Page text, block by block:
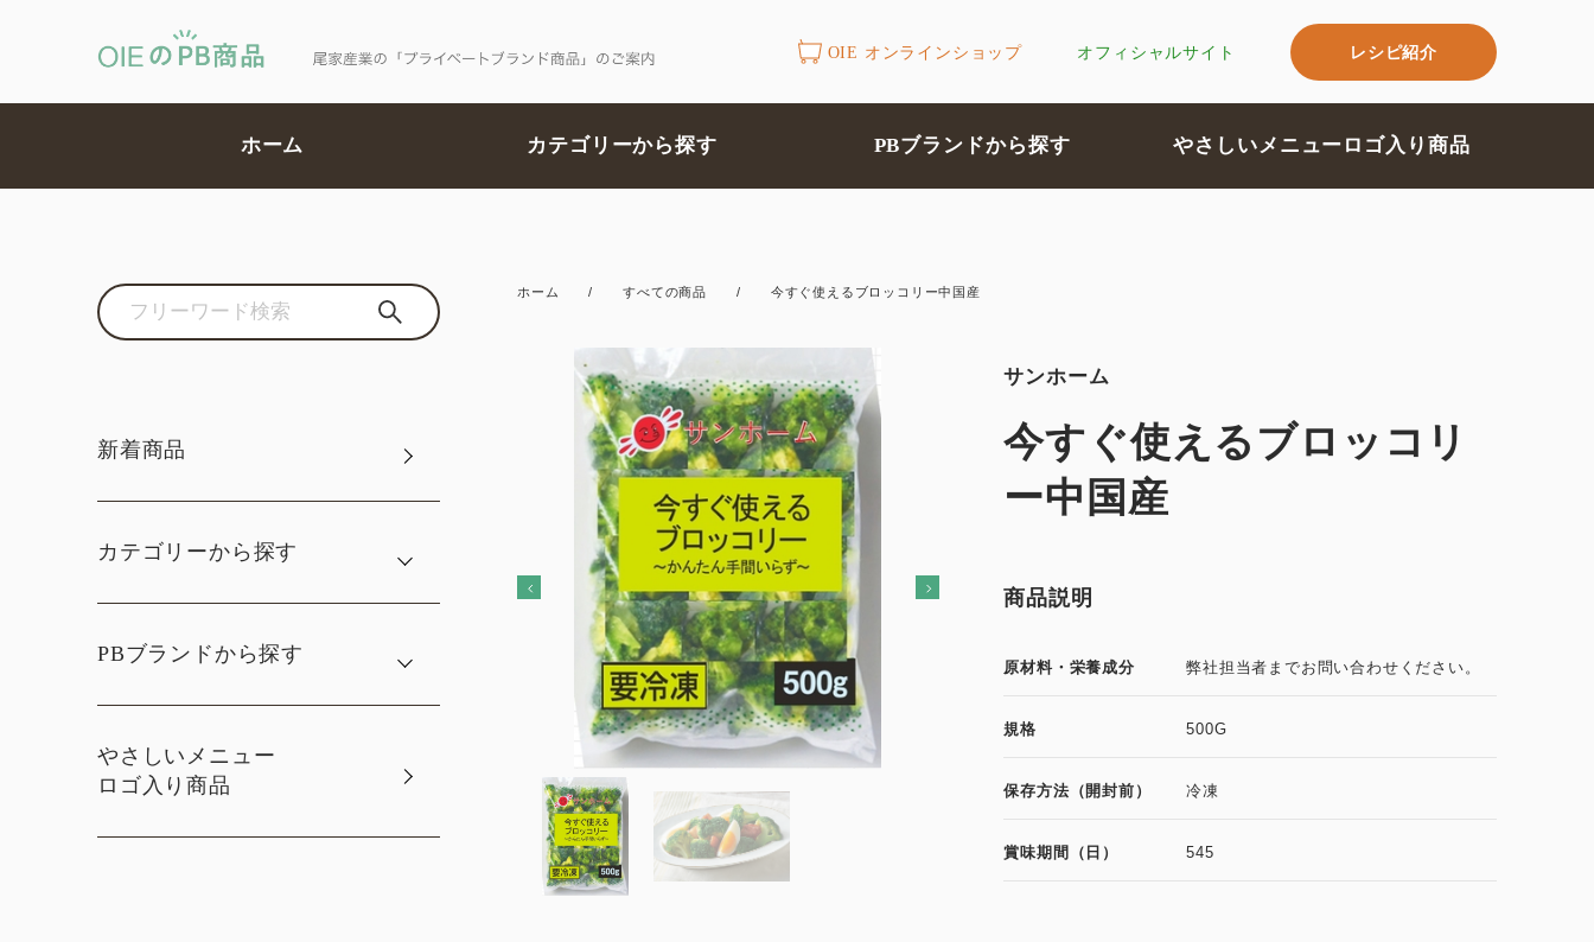
OIE オンラインショップ オフィシャルサイト レシピ紹介
ホーム カテゴリーから探す PBブランドから探す やさしいメニューロゴ入り商品
新着商品
カテゴリーから探す
PBブランドから探す
やさしいメニュー
ロゴ入り商品
ホーム / すべての商品 / 今すぐ使えるブロッコリー中国産
サンホーム
今すぐ使えるブロッコリ
ー中国産
商品説明
原材料・栄養成分 弊社担当者までお問い合わせください。
規格 500G
保存方法（開封前） 冷凍
賞味期間（日） 545